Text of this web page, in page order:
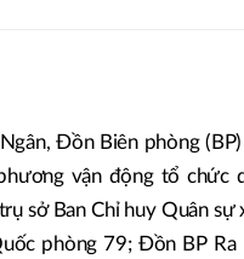
Đồn Biên phòng
vận động tổ chức
sở Ban Chỉ huy Quân sự
phòng 79; Đồn BP Ra